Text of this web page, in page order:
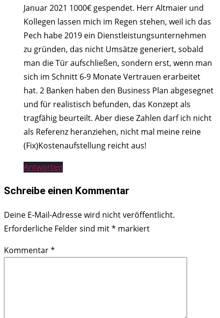
Januar 2021 1000€ gespendet. Herr Altmaier und
Kollegen lassen mich im Regen stehen, weil ich das
Pech habe 2019 ein Dienstleistungsunternehmen
zu gründen, das nicht Umsätze generiert, sobald
man die Tür aufschließen, sondern erst, wenn man
sich im Schnitt 6-9 Monate Vertrauen erarbeitet
hat. 2 Banken haben den Business Plan abgesegnet
und für realistisch befunden, das Konzept als
tragfähig beurteilt. Aber diese Zahlen darf ich nicht
als Referenz heranziehen, nicht mal meine reine
(Fix)Kostenaufstellung reicht aus!
Antworten
Schreibe einen Kommentar
Deine E-Mail-Adresse wird nicht veröffentlicht.
Erforderliche Felder sind mit* markiert
Kommentar*